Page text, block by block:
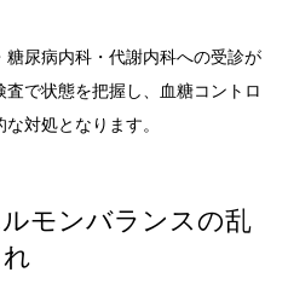
尿病内科・代謝内科への受診が
で状態を把握し、血糖コントロ
対処となります。
モンバランスの乱
れ